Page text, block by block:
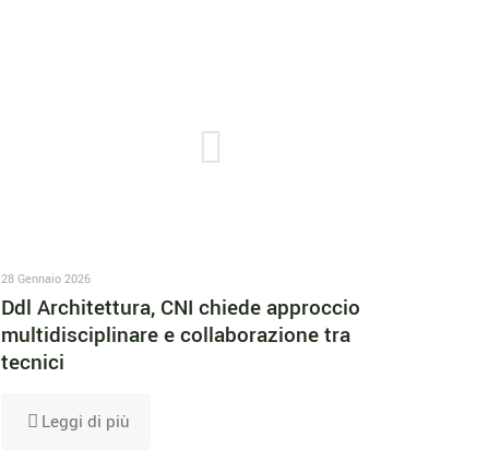
28 Gennaio 2026
Ddl Architettura, CNI chiede approccio
multidisciplinare e collaborazione tra
tecnici
Leggi di più